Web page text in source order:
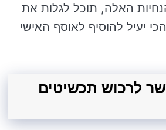
האלה, תוכל לגלות את
יעיל להוסיף לאוסף האישי
לרכוש תכשיטים